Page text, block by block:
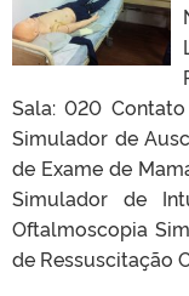
Sala: 020
Simulador de
de Exame de
Simulador de
Oftalmoscopia
de Ressuscitação